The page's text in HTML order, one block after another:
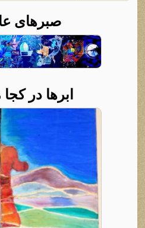
صبرهای
ابرها در